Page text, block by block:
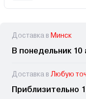
Доставка в Минск
В понедельник 10
Доставка в Любую
Приблизительно